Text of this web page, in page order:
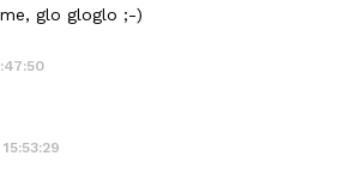
glo gloglo ;-)